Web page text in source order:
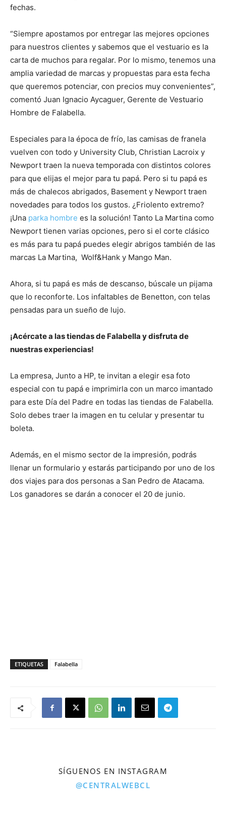
fechas.
“Siempre apostamos por entregar las mejores opciones
para nuestros clientes y sabemos que el vestuario es la
carta de muchos para regalar. Por lo mismo, tenemos una
amplia variedad de marcas y propuestas para esta fecha
que queremos potenciar, con precios muy convenientes”,
comentó Juan Ignacio Aycaguer, Gerente de Vestuario
Hombre de Falabella.
Especiales para la época de frío, las camisas de franela
vuelven con todo y University Club, Christian Lacroix y
Newport traen la nueva temporada con distintos colores
para que elijas el mejor para tu papá. Pero si tu papá es
más de chalecos abrigados, Basement y Newport traen
novedades para todos los gustos. ¿Friolento extremo?
¡Una parka hombre es la solución! Tanto La Martina como
Newport tienen varias opciones, pero si el corte clásico
es más para tu papá puedes elegir abrigos también de las
marcas La Martina, Wolf&Hank y Mango Man.
Ahora, si tu papá es más de descanso, búscale un pijama
que lo reconforte. Los infaltables de Benetton, con telas
pensadas para un sueño de lujo.
¡Acércate a las tiendas de Falabella y disfruta de
nuestras experiencias!
La empresa, Junto a HP, te invitan a elegir esa foto
especial con tu papá e imprimirla con un marco imantado
para este Día del Padre en todas las tiendas de Falabella.
Solo debes traer la imagen en tu celular y presentar tu
boleta.
Además, en el mismo sector de la impresión, podrás
llenar un formulario y estarás participando por uno de los
dos viajes para dos personas a San Pedro de Atacama.
Los ganadores se darán a conocer el 20 de junio.
ETIQUETAS Falabella
SÍGUENOS EN INSTAGRAM
@CENTRALWEBCL